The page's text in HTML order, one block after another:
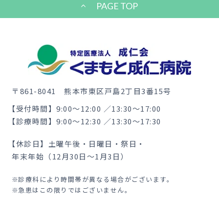
PAGE TOP
〒861-8041 熊本市東区戸島2丁目3番15号
【受付時間】 9:00〜12:00 ／13:30〜17:00
【診療時間】 9:00〜12:30 ／13:30〜17:30
【休診日】 土曜午後・日曜日・祭日・
年末年始（12月30日〜1月3日）
診療科により時間帯が異なる場合がございます。
急患はこの限りではございません。